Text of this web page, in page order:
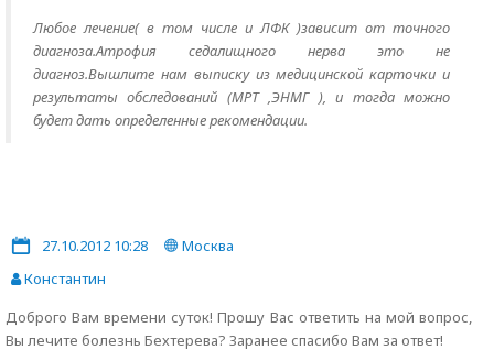
Любое лечение( в том числе и ЛФК )зависит от точного
диагноза.Атрофия седалищного нерва это не
диагноз.Вышлите нам выписку из медицинской карточки и
результаты обследований (МРТ ,ЭНМГ ), и тогда можно
будет дать определенные рекомендации.
27.10.2012 10:28
Москва
Константин
Доброго Вам времени суток! Прошу Вас ответить на мой вопрос,
Вы лечите болезнь Бехтерева? Заранее спасибо Вам за ответ!